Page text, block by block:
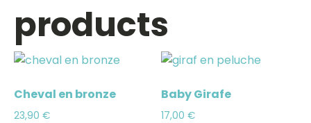
products
Cheval en bronze
23,90 €
Baby Girafe
17,00€